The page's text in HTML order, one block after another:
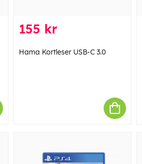
155 kr
Hama Kortleser USB-C 3.0